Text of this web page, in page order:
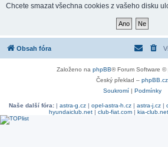
Chcete smazat všechna cookies z vašeho disku
Obsah fóra
Založeno na phpBB® Forum Software ©
Český překlad – phpBB.cz
Soukromí| Podmínky
Naše další fóra: | astra-g.cz | opel-astra-h.cz | astra-j.cz |
hyundaiclub.net| club-fiat.com| kia-club.net